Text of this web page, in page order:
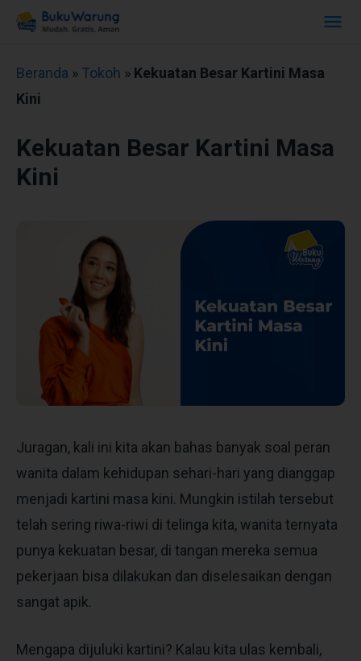
Beranda » Tokoh » Kekuatan Besar Kartini Masa
Kini
Kekuatan Besar Kartini Masa
Kini
Juragan, kali ini kita akan bahas banyak soal peran
wanita dalam kehidupan sehari-hari yang dianggap
menjadi kartini masa kini. Mungkin istilah tersebut
telah sering riwa-riwi di telinga kita, wanita ternyata
punya kekuatan besar, di tangan mereka semua
pekerjaan bisa dilakukan dan diselesaikan dengan
sangat apik.
Mengapa dijuluki kartini? Kalau kita ulas kembali,